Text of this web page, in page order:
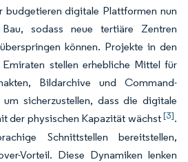
budgetieren digitale Plattformen nun
sodass neue tertiäre Zentren
können. Projekte in den
stellen erhebliche Mittel für
Bildarchive und Command-
um sicherzustellen, dass die digitale
der physischen Kapazität wächst[3].
Schnittstellen bereitstellen,
Vorteil. Diese Dynamiken lenken